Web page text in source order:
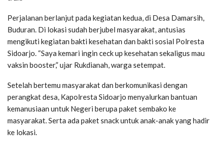
Perjalanan berlanjut pada kegiatan kedua, di Desa Damarsih,
Buduran. Di lokasi sudah berjubel masyarakat, antusias
mengikuti kegiatan bakti kesehatan dan bakti sosial Polresta
Sidoarjo. “Saya kemari ingin ceck up kesehatan sekaligus mau
vaksin booster,” ujar Rukdianah, warga setempat.
Setelah bertemu masyarakat dan berkomunikasi dengan
perangkat desa, Kapolresta Sidoarjo menyalurkan bantuan
kemanusiaan untuk Negeri berupa paket sembako ke
masyarakat. Serta ada paket snack untuk anak-anak yang hadir
ke lokasi.